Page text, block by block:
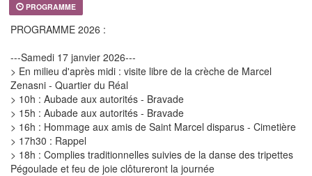
PROGRAMME
PROGRAMME 2026 :
---Samedi 17 janvier 2026---
> En milieu d'après midi : visite libre de la crèche de Marcel
Zenasni - Quartier du Réal
> 10h : Aubade aux autorités - Bravade
> 15h : Aubade aux autorités - Bravade
> 16h : Hommage aux amis de Saint Marcel disparus - Cimetière
> 17h30 : Rappel
> 18h : Complies traditionnelles suivies de la danse des tripettes
Pégoulade et feu de joie clôtureront la journée